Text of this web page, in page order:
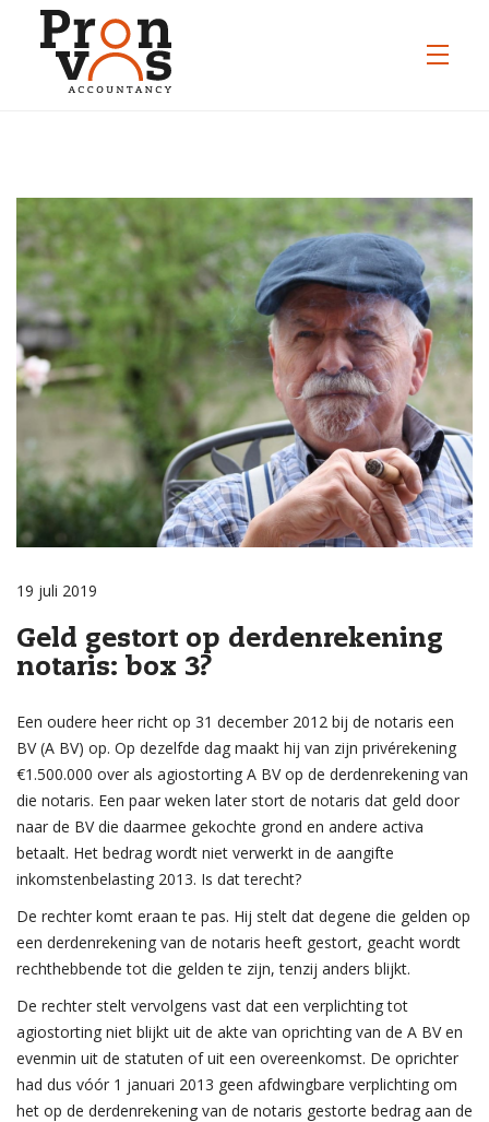
19 juli 2019
Geld gestort op derdenrekening
notaris: box 3?
Een oudere heer richt op 31 december 2012 bij de notaris een
BV (A BV) op. Op dezelfde dag maakt hij van zijn privérekening
€1.500.000 over als agiostorting A BV op de derdenrekening van
die notaris. Een paar weken later stort de notaris dat geld door
naar de BV die daarmee gekochte grond en andere activa
betaalt. Het bedrag wordt niet verwerkt in de aangifte
inkomstenbelasting 2013. Is dat terecht?
De rechter komt eraan te pas. Hij stelt dat degene die gelden op
een derdenrekening van de notaris heeft gestort, geacht wordt
rechthebbende tot die gelden te zijn, tenzij anders blijkt.
De rechter stelt vervolgens vast dat een verplichting tot
agiostorting niet blijkt uit de akte van oprichting van de A BV en
evenmin uit de statuten of uit een overeenkomst. De oprichter
had dus vóór 1 januari 2013 geen afdwingbare verplichting om
het op de derdenrekening van de notaris gestorte bedrag aan de